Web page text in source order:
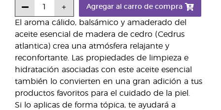
El aroma cálido, balsámico y amaderado del
aceite esencial de madera de cedro (Cedrus
atlantica) crea una atmósfera relajante y
reconfortante. Las propiedades de limpieza e
hidratación asociadas con este aceite esencial
también lo convierten en una gran adición a tus
productos favoritos para el cuidado de la piel.
Si lo aplicas de forma tópica, te ayudará a
Agregar al carro de compra